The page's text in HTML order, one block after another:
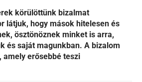
körülöttünk bizalmat
látjuk, hogy mások hitelesen és
ösztönöznek minket is arra,
és saját magunkban. A bizalom
amely erősebbé teszi